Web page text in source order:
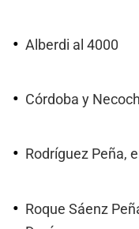
Alberdi al 4000
Córdoba y
Rodríguez Peña,
Roque Sáenz